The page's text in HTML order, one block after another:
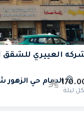
العييري للشقق
الدمام حي الزهور
ليلة